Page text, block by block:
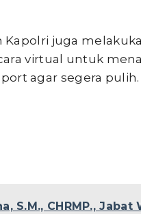
Kapolri juga
virtual untuk
agar segera pulih.
S.M., CHRMP., Jabat